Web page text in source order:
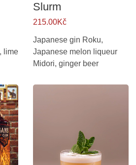
lime
Slurm
215.00Kč
Japanese gin Roku,
Japanese melon liqueur
Midori, ginger beer